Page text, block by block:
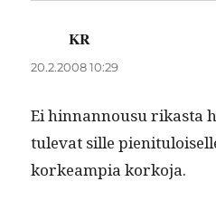
KR
20.2.2008 10:29
Ei hin­nan­nousu rikas­ta
tule­vat sille
korkeampia korkoja.